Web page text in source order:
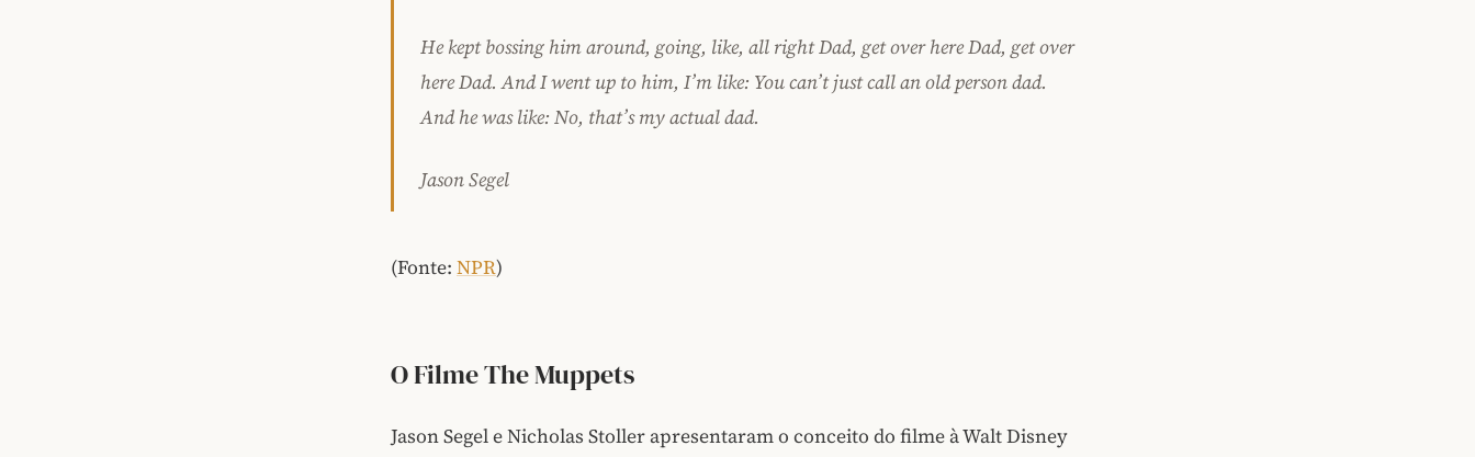
He kept bossing him around, going, like, all right Dad, get over here Dad, get over
here Dad. And I went up to him, I’m like: You can’t just call an old person dad.
And he was like: No, that’s my actual dad.
Jason Segel
(Fonte: NPR)
O Filme The Muppets
Jason Segel e Nicholas Stoller apresentaram o conceito do filme à Walt Disney